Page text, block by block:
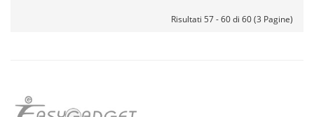
Risultati 57 - 60 di 60 (3 Pagine)